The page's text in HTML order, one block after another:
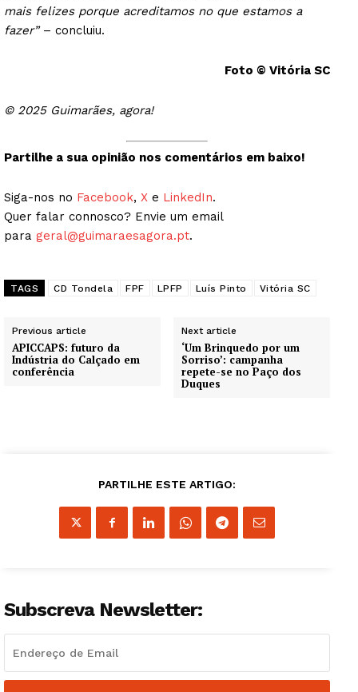
Guimarães, agora!
mais felizes porque acreditamos no que estamos a
fazer” – concluiu.
Foto © Vitória SC
© 2025 Guimarães, agora!
Partilhe a sua opinião nos comentários em baixo!
Siga-nos no Facebook, X e LinkedIn.
Quer falar connosco? Envie um email
para geral@guimaraesagora.pt.
TAGS CD Tondela FPF LPFP Luís Pinto Vitória SC
Previous article
APICCAPS: futuro da
Indústria do Calçado em
conferência
Next article
‘Um Brinquedo por um
Sorriso’: campanha
repete-se no Paço dos
Duques
PARTILHE ESTE ARTIGO:
Subscreva Newsletter: